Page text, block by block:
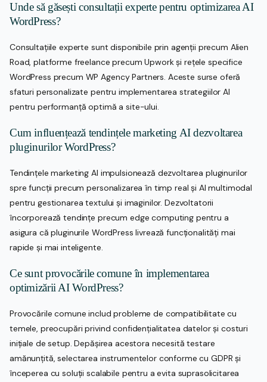
Unde să găsești consultații experte pentru optimizarea AI
WordPress?
Consultațiile experte sunt disponibile prin agenții precum Alien
Road, platforme freelance precum Upwork și rețele specifice
WordPress precum WP Agency Partners. Aceste surse oferă
sfaturi personalizate pentru implementarea strategiilor AI
pentru performanță optimă a site-ului.
Cum influențează tendințele marketing AI dezvoltarea
pluginurilor WordPress?
Tendințele marketing AI impulsionează dezvoltarea pluginurilor
spre funcții precum personalizarea în timp real și AI multimodal
pentru gestionarea textului și imaginilor. Dezvoltatorii
încorporează tendințe precum edge computing pentru a
asigura că pluginurile WordPress livrează funcționalități mai
rapide și mai inteligente.
Ce sunt provocările comune în implementarea
optimizării AI WordPress?
Provocările comune includ probleme de compatibilitate cu
temele, preocupări privind confidențialitatea datelor și costuri
inițiale de setup. Depășirea acestora necesită testare
amănunțită, selectarea instrumentelor conforme cu GDPR și
începerea cu soluții scalabile pentru a evita suprasolicitarea